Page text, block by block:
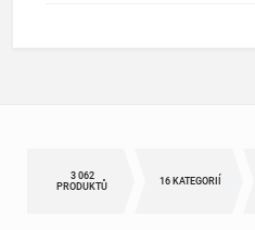
3 062
PRODUKTŮ
16 KATEGORIÍ